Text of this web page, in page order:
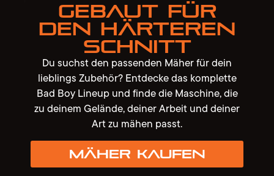
Gebaut für
den härteren
Schnitt
Du suchst den passenden Mäher für dein
lieblings Zubehör? Entdecke das komplette
Bad Boy Lineup und finde die Maschine, die
zu deinem Gelände, deiner Arbeit und deiner
Art zu mähen passt.
Mäher kaufen